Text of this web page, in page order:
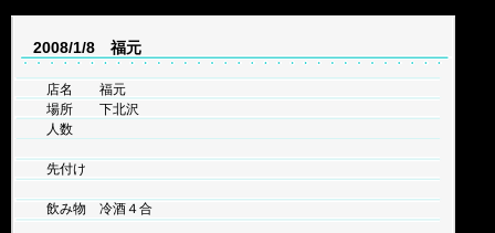
2008/1/8 福元
店名 福元
場所 下北沢
人数
先付け
飲み物 冷酒４合